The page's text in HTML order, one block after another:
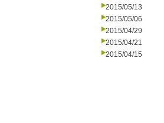
2015/05/13
2015/05/06
2015/04/29
2015/04/21
2015/04/15